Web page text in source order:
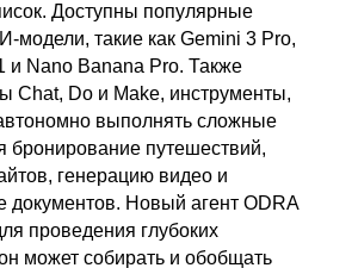
Доступны популярные
модели, такие как Gemini 3 Pro,
и Nano Banana Pro. Также
Chat, Do и Make, инструменты,
выполнять сложные
бронирование путешествий,
генерацию видео и
документов. Новый агент ODRA
проведения глубоких
может собирать и обобщать